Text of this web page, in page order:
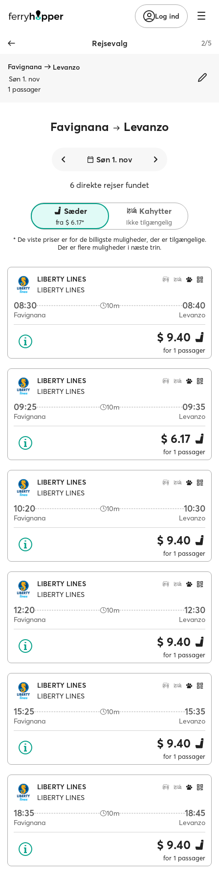
Log ind
Rejsevalg 2/5
Favignana
Levanzo
Søn 1. nov
1 passager
Favignana Levanzo
Søn 1. nov
6 direkte rejser fundet
Sæder
fra $ 6.17*
Kahytter
Ikke tilgængelig
* De viste priser er for de billigste muligheder, der er tilgængelige.
Der er flere muligheder i næste trin.
LIBERTY LINES
LIBERTY LINES
08:30 10m 08:40
Favignana Levanzo
$ 9.40
for 1 passager
LIBERTY LINES
LIBERTY LINES
09:25 10m 09:35
Favignana Levanzo
$ 6.17
for 1 passager
LIBERTY LINES
LIBERTY LINES
10:20 10m 10:30
Favignana Levanzo
$ 9.40
for 1 passager
LIBERTY LINES
LIBERTY LINES
12:20 10m 12:30
Favignana Levanzo
$ 9.40
for 1 passager
LIBERTY LINES
LIBERTY LINES
15:25 10m 15:35
Favignana Levanzo
$ 9.40
for 1 passager
LIBERTY LINES
LIBERTY LINES
18:35 10m 18:45
Favignana Levanzo
$ 9.40
for 1 passager